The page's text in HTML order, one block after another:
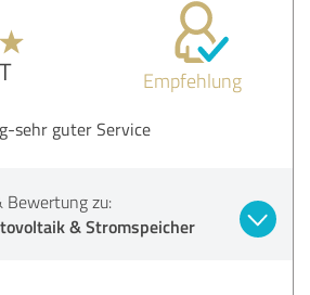
Empfehlung
sehr guter Service
Bewertung zu:
& Stromspeicher